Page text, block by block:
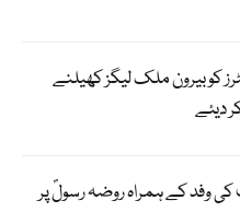
کو بیرون ملک لیگز کھیلنے
دیئے
وفد کے ہمراہ روضہ رسولؐ پر